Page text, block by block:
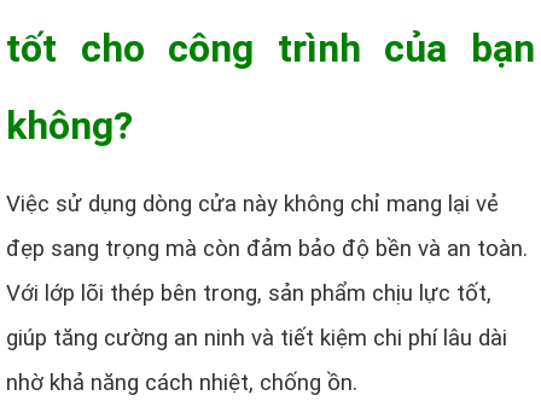
tốt cho công trình của bạn
không?
Việc sử dụng dòng cửa này không chỉ mang lại vẻ
đẹp sang trọng mà còn đảm bảo độ bền và an toàn.
Với lớp lõi thép bên trong, sản phẩm chịu lực tốt,
giúp tăng cường an ninh và tiết kiệm chi phí lâu dài
nhờ khả năng cách nhiệt, chống ồn.